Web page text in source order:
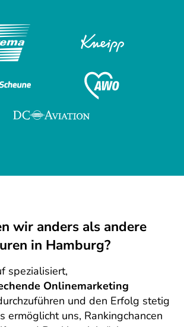
wir anders als andere
in Hamburg?
spezialisiert,
Onlinemarketing
und den Erfolg stetig
ermöglicht uns, Rankingchancen